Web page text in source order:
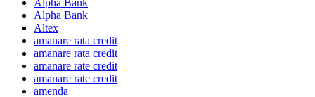
Alpha Bank
Altex
amanare rata credit
amanare rata credit
amanare rate credit
amanare rate credit
amenda